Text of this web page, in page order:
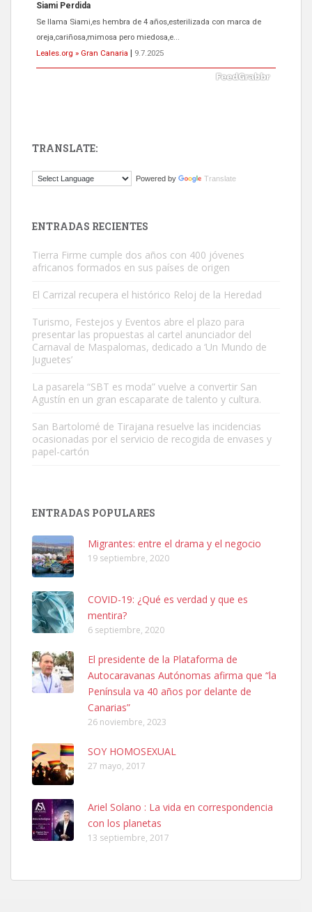
ADOPCIÓN URGENTE GATA TEROR GRAN CANARIA
El ayuntamiento se va a llevar a Los Gatos callejeros de la zona los
próximos días, ella incluida...
Leales.org » Gran Canaria
9.7.2025
Este gato macho ha aparecido en la calle hace menos de un mes,
Adopción urgente
Busco adopción responsable para mi perra. Pastor alemán,
hembra, 4 años. Por motivos personales ...
Leales.org » Gran Canaria
Ninfa perdida
El día 5 se los perdió una ninfa papillera, asustada tiene miedo a la
calle, se perdió por la zon...
Leales.org » Gran Canaria
6.7.2025
Adopcion
Busco casa de acogida para mi perrita ya que por temas de trabajo
no la puedo tener. Solo gente r...
TRANSLATE:
Powered by Translate
ENTRADAS RECIENTES
Tierra Firme cumple dos años con 400 jóvenes
africanos formados en sus países de origen
El Carrizal recupera el histórico Reloj de la Heredad
Turismo, Festejos y Eventos abre el plazo para
presentar las propuestas al cartel anunciador del
Carnaval de Maspalomas, dedicado a ‘Un Mundo de
Juguetes’
La pasarela “SBT es moda” vuelve a convertir San
Agustín en un gran escaparate de talento y cultura.
San Bartolomé de Tirajana resuelve las incidencias
ocasionadas por el servicio de recogida de envases y
papel-cartón
ENTRADAS POPULARES
Migrantes: entre el drama y el negocio
19 septiembre, 2020
COVID-19: ¿Qué es verdad y que es
mentira?
6 septiembre, 2020
El presidente de la Plataforma de
Autocaravanas Autónomas afirma que “la
Península va 40 años por delante de
Canarias”
26 noviembre, 2023
SOY HOMOSEXUAL
27 mayo, 2017
Ariel Solano : La vida en correspondencia
con los planetas
13 septiembre, 2017